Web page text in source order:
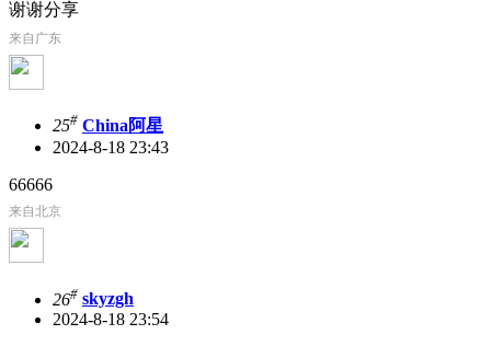
谢谢分享
来自广东
25# China阿星
2024-8-18 23:43
66666
来自北京
26# skyzgh
2024-8-18 23:54